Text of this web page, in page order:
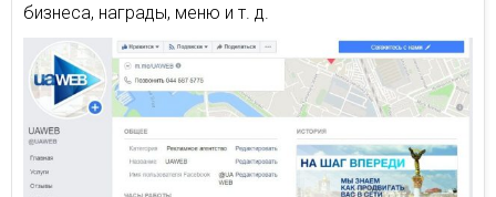
бизнеса, награды, меню и т. д.